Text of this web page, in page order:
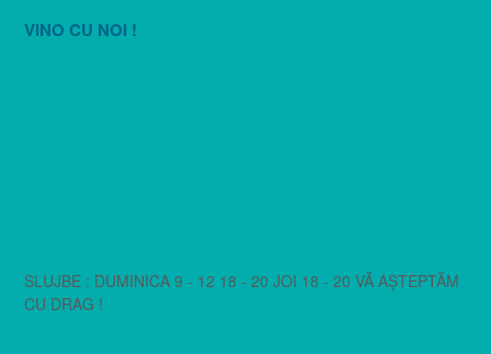
VINO CU NOI !
SLUJBE : DUMINICA 9 - 12 18 - 20 JOI 18 - 20 VĂ AȘTEPTĂM
CU DRAG !